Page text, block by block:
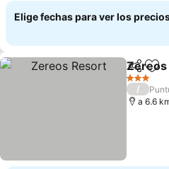
Elige fechas para ver los
3 Estrellas
/
a 6.6